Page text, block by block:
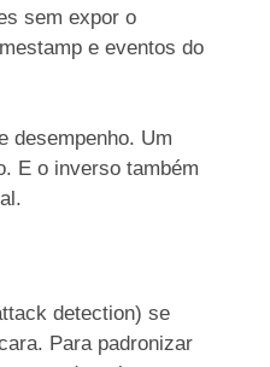
sem expor o
e eventos do
desempenho. Um
E o inverso também
detection) se
Para padronizar